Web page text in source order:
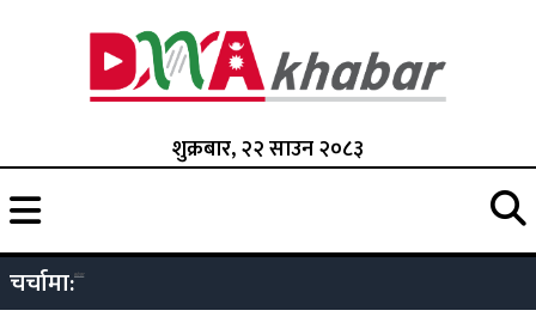
शुक्रबार, २२ साउन २०८३
चर्चामा: